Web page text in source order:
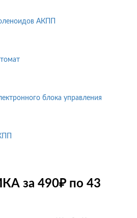
АКПП
блока управления
за 490₽ по 43